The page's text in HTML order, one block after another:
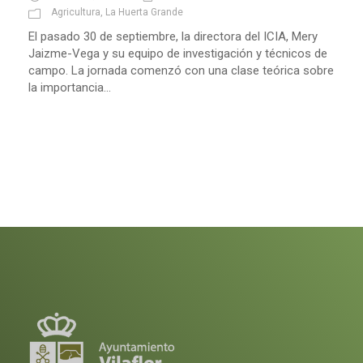
Agricultura, La Huerta Grande
El pasado 30 de septiembre, la directora del ICIA, Mery
Jaizme-Vega y su equipo de investigación y técnicos de
campo. La jornada comenzó con una clase teórica sobre
la importancia...